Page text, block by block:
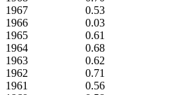
1967
0.53
1966
0.03
1965
0.61
1964
0.68
1963
0.62
1962
0.71
1961
0.56